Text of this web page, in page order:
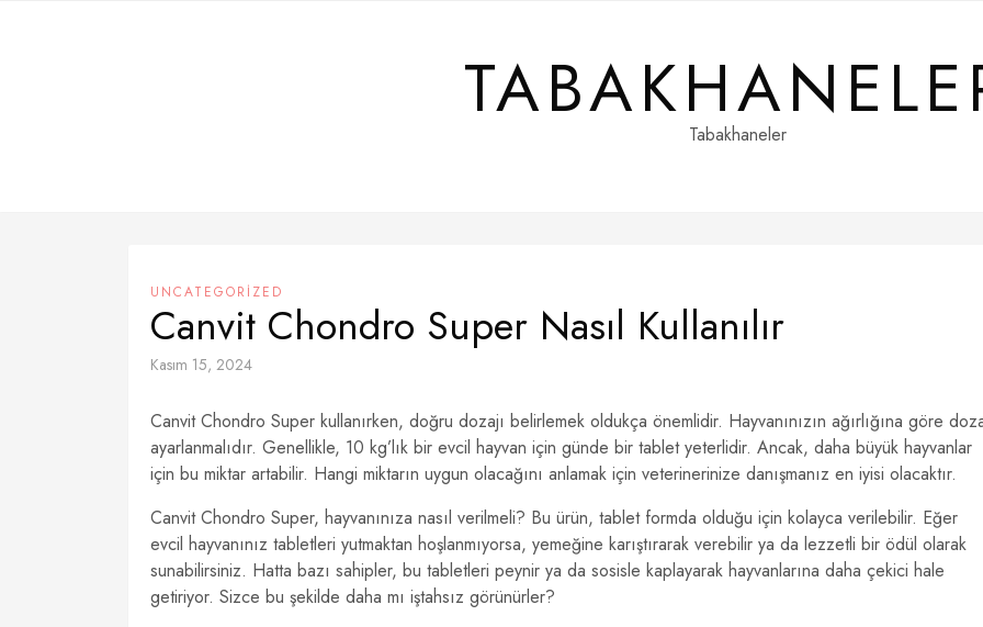
Tabakhaneler
UNCATEGORIZED
Canvit Chondro Super Nasıl Kullanılır
Kasım 15, 2024
Canvit Chondro Super kullanırken, doğru dozajı belirlemek oldukça önemlidir. Hayvanınızın ağırlığına göre
ayarlanmalıdır. Genellikle, 10 kg’lık bir evcil hayvan için günde bir tablet yeterlidir. Ancak, daha büyük hayvanlar
için bu miktar artabilir. Hangi miktarın uygun olacağını anlamak için veterinerinize danışmanız en iyisi olacaktır.
Canvit Chondro Super, hayvanınıza nasıl verilmeli? Bu ürün, tablet formda olduğu için kolayca verilebilir. Eğer
evcil hayvanınız tabletleri yutmaktan hoşlanmıyorsa, yemeğine karıştırarak verebilir ya da lezzetli bir ödül olarak
sunabilirsiniz. Hatta bazı sahipler, bu tabletleri peynir ya da sosisle kaplayarak hayvanlarına daha çekici hale
getiriyor. Sizce bu şekilde daha mı iştahsız görünürler?